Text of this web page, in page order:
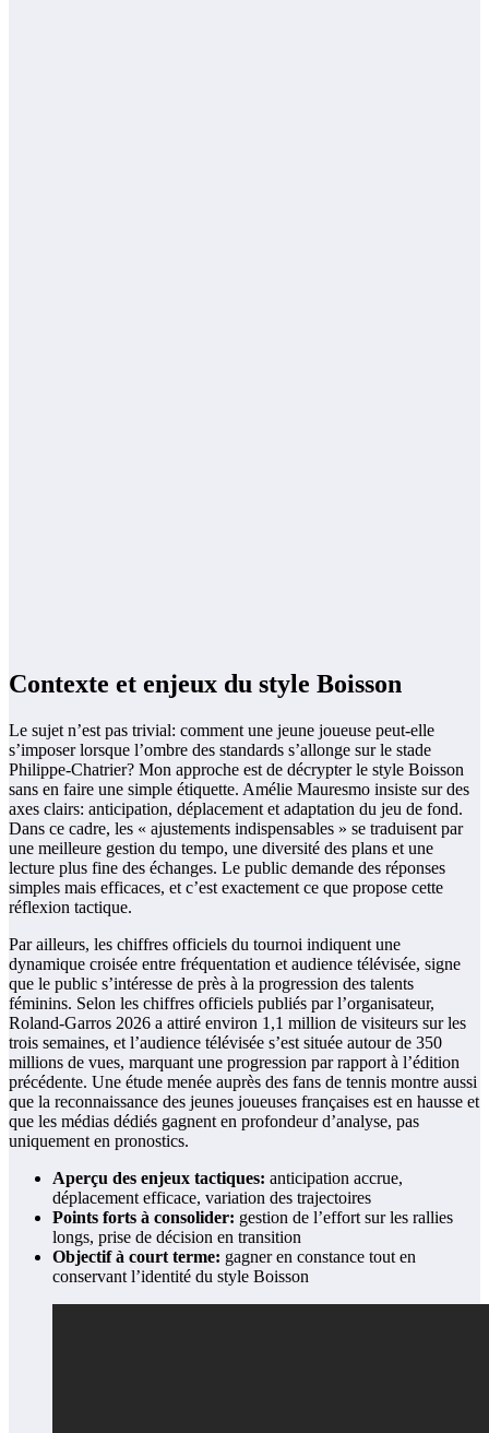
Contexte et enjeux du style Boisson
Le sujet n’est pas trivial: comment une jeune joueuse peut-elle
s’imposer lorsque l’ombre des standards s’allonge sur le stade
Philippe-Chatrier? Mon approche est de décrypter le style Boisson
sans en faire une simple étiquette. Amélie Mauresmo insiste sur des
axes clairs: anticipation, déplacement et adaptation du jeu de fond.
Dans ce cadre, les « ajustements indispensables » se traduisent par
une meilleure gestion du tempo, une diversité des plans et une
lecture plus fine des échanges. Le public demande des réponses
simples mais efficaces, et c’est exactement ce que propose cette
réflexion tactique.
Par ailleurs, les chiffres officiels du tournoi indiquent une
dynamique croisée entre fréquentation et audience télévisée, signe
que le public s’intéresse de près à la progression des talents
féminins. Selon les chiffres officiels publiés par l’organisateur,
Roland-Garros 2026 a attiré environ 1,1 million de visiteurs sur les
trois semaines, et l’audience télévisée s’est située autour de 350
millions de vues, marquant une progression par rapport à l’édition
précédente. Une étude menée auprès des fans de tennis montre aussi
que la reconnaissance des jeunes joueuses françaises est en hausse et
que les médias dédiés gagnent en profondeur d’analyse, pas
uniquement en pronostics.
Aperçu des enjeux tactiques: anticipation accrue,
déplacement efficace, variation des trajectoires
Points forts à consolider: gestion de l’effort sur les rallies
longs, prise de décision en transition
Objectif à court terme: gagner en constance tout en
conservant l’identité du style Boisson